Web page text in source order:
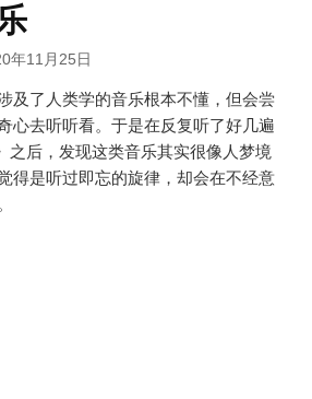
年11月25日
及了人类学的音乐根本不懂，但会尝
心去听听看。于是在反复听了好几遍
之后，发现这类音乐其实很像人梦境
得是听过即忘的旋律，却会在不经意